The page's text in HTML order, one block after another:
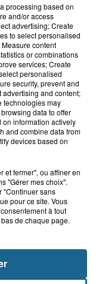
mort certaine
d'un porc à
processing based on
and/or access
advertising; Create
to select personalised
content
or combinations
services; Create
personalised
security, prevent and
advertising and content;
technologies may
data to offer
information actively
and combine data from
devices based on
et fermer", ou affiner en
"Gérer mes choix".
"Continuer sans
pour ce site. Vous
à tout
de chaque page.